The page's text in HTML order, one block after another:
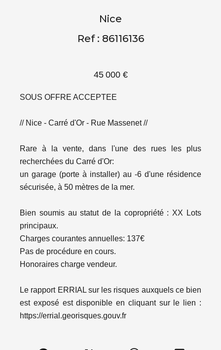
Nice
Ref : 86116136
45 000 €
SOUS OFFRE ACCEPTEE
// Nice - Carré d'Or - Rue Massenet //
Rare à la vente, dans l'une des rues les plus
recherchées du Carré d'Or:
un garage (porte à installer) au -6 d'une résidence
sécurisée, à 50 mètres de la mer.
Bien soumis au statut de la copropriété : XX Lots
principaux.
Charges courantes annuelles: 137€
Pas de procédure en cours.
Honoraires charge vendeur.
Le rapport ERRIAL sur les risques auxquels ce bien
est exposé est disponible en cliquant sur le lien :
https://errial.georisques.gouv.fr